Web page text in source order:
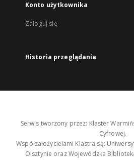
Konto użytkownika
Zaloguj się
Historia przeglądania
Serwis tworzony przez: Klaster
Cyfrowej.
Współzałożycielami Klastra są:
Olsztynie oraz Wojewódzka